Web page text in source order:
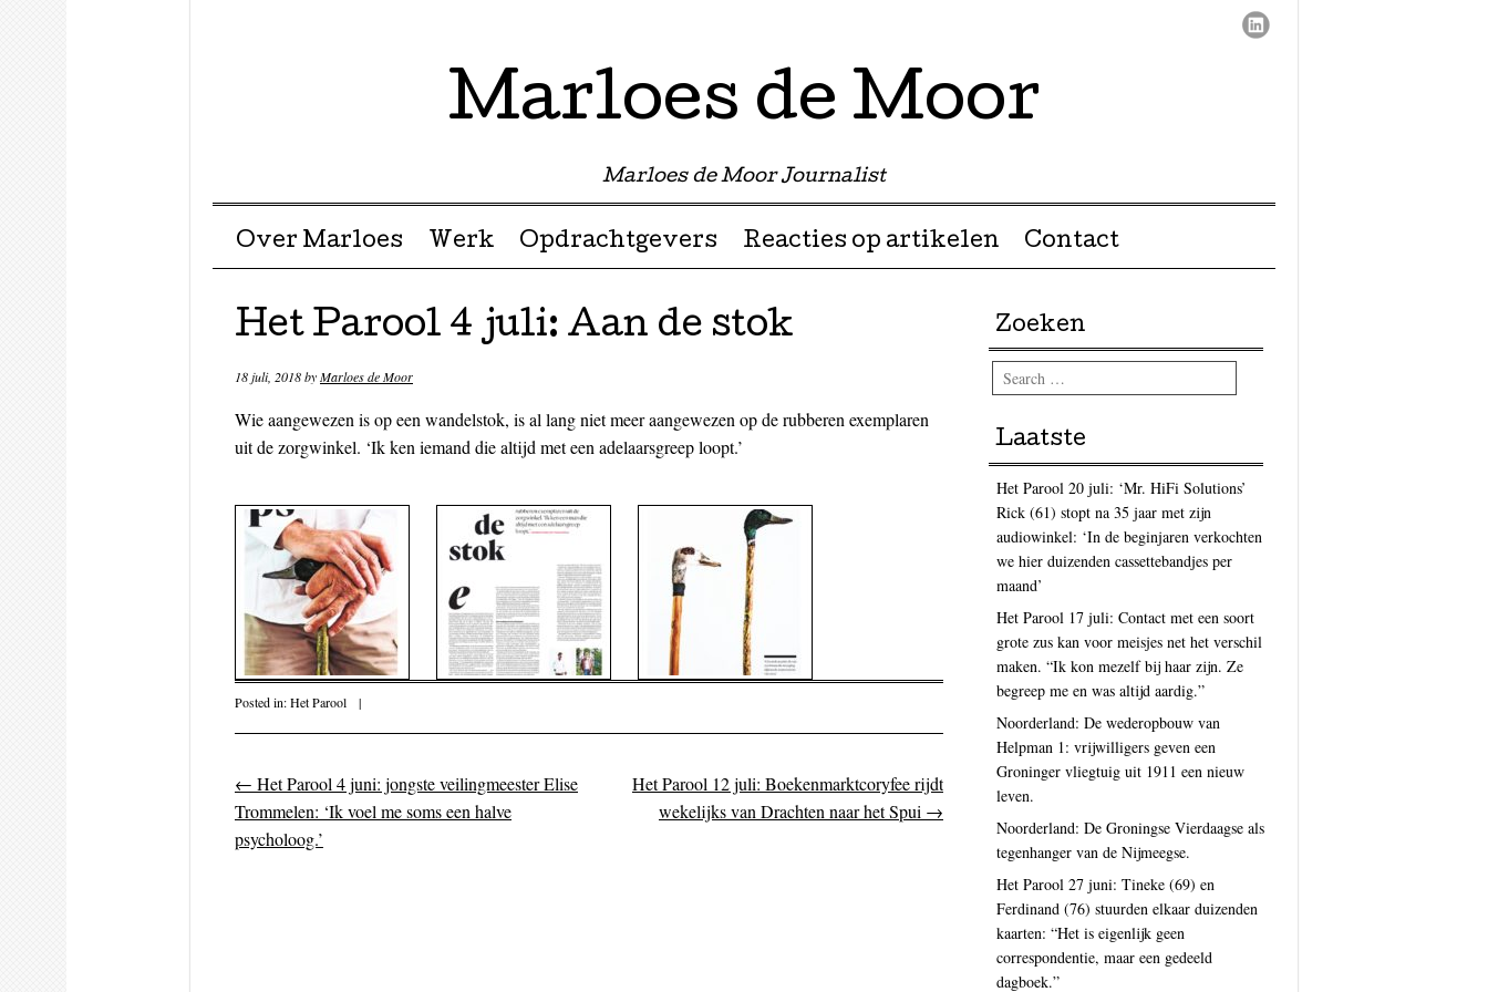
Marloes de Moor
Marloes de Moor Journalist
Menu ☰
Skip to content
Over Marloes Werk Opdrachtgevers Reacties op artikelen Contact
Het Parool 4 juli: Aan de stok
18 juli, 2018byMarloes de Moor
Wie aangewezen is op een wandelstok, is al lang niet meer aangewezen op de rubberen exemplaren
uit de zorgwinkel. ‘Ik ken iemand die altijd met een adelaarsgreep loopt.’
Posted in:Het Parool |
Post navigation
← Het Parool 4 juni: jongste veilingmeester Elise
Trommelen: ‘Ik voel me soms een halve
psycholoog.’
Het Parool 12 juli: Boekenmarktcoryfee rijdt
wekelijks van Drachten naar het Spui →
Zoeken
Search
Laatste
Het Parool 20 juli: ‘Mr. HiFi Solutions’
Rick (61) stopt na 35 jaar met zijn
audiowinkel: ‘In de beginjaren verkochten
we hier duizenden cassettebandjes per
maand’
Het Parool 17 juli: Contact met een soort
grote zus kan voor meisjes net het verschil
maken. “Ik kon mezelf bij haar zijn. Ze
begreep me en was altijd aardig.”
Noorderland: De wederopbouw van
Helpman 1: vrijwilligers geven een
Groninger vliegtuig uit 1911 een nieuw
leven.
Noorderland: De Groningse Vierdaagse als
tegenhanger van de Nijmeegse.
Het Parool 27 juni: Tineke (69) en
Ferdinand (76) stuurden elkaar duizenden
kaarten: “Het is eigenlijk geen
correspondentie, maar een gedeeld
dagboek.”